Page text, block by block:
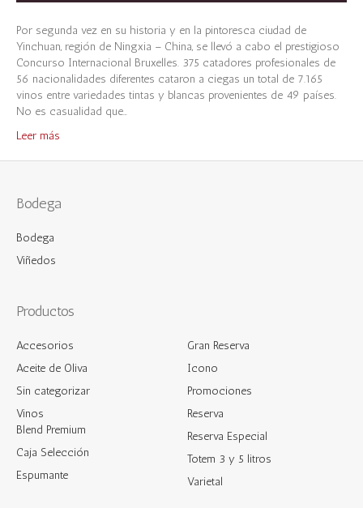
Por segunda vez en su historia y en la pintoresca ciudad de
Yinchuan, región de Ningxia – China, se llevó a cabo el prestigioso
Concurso Internacional Bruxelles. 375 catadores profesionales de
56 nacionalidades diferentes cataron a ciegas un total de 7.165
vinos entre variedades tintas y blancas provenientes de 49 países.
No es casualidad que…
Leer más
Bodega
Bodega
Viñedos
Productos
Accesorios
Aceite de Oliva
Sin categorizar
Vinos
Blend Premium
Caja Selección
Espumante
Gran Reserva
Icono
Promociones
Reserva
Reserva Especial
Totem 3 y 5 litros
Varietal